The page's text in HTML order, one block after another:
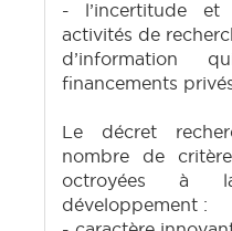
- l’incertitude
activités de
d’information
financements
Le décret
nombre de
octroyées à
développement :